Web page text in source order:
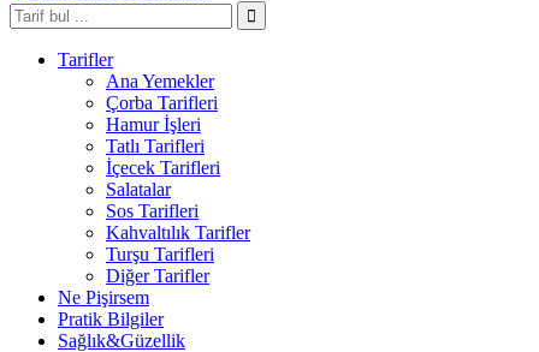
Tarifler
Ana Yemekler
Çorba Tarifleri
Hamur İşleri
Tatlı Tarifleri
İçecek Tarifleri
Salatalar
Sos Tarifleri
Kahvaltılık Tarifler
Turşu Tarifleri
Diğer Tarifler
Ne Pişirsem
Pratik Bilgiler
Sağlık&Güzellik